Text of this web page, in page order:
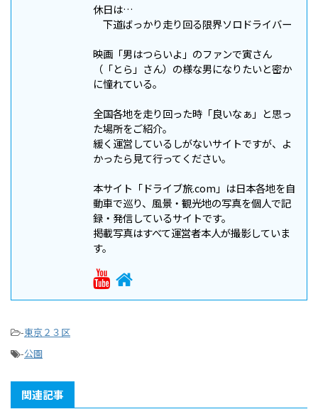
休日は…
下道ばっかり走り回る限界ソロドライバー
映画「男はつらいよ」のファンで寅さん
（「とら」さん）の様な男になりたいと密か
に憧れている。
全国各地を走り回った時「良いなぁ」と思っ
た場所をご紹介。
緩く運営しているしがないサイトですが、よ
かったら見て行ってください。
本サイト「ドライブ旅.com」は日本各地を自
動車で巡り、風景・観光地の写真を個人で記
録・発信しているサイトです。
掲載写真はすべて運営者本人が撮影していま
す。
-東京２３区
-公園
関連記事